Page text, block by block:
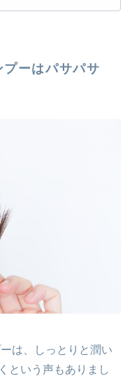
ーはパサパサ
は、しっとりと潤い
という声もありまし